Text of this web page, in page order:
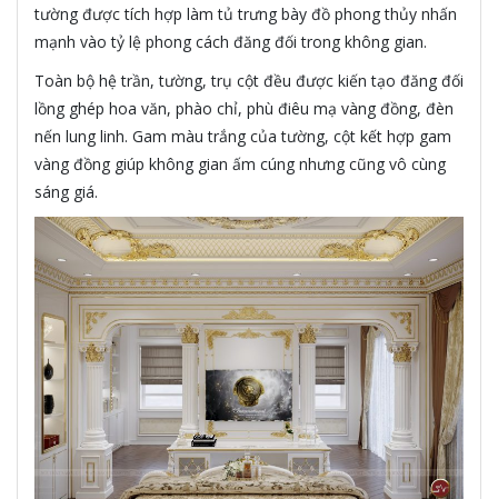
tường được tích hợp làm tủ trưng bày đồ phong thủy nhấn
mạnh vào tỷ lệ phong cách đăng đối trong không gian.
Toàn bộ hệ trần, tường, trụ cột đều được kiến tạo đăng đối
lồng ghép hoa văn, phào chỉ, phù điêu mạ vàng đồng, đèn
nến lung linh. Gam màu trắng của tường, cột kết hợp gam
vàng đồng giúp không gian ấm cúng nhưng cũng vô cùng
sáng giá.